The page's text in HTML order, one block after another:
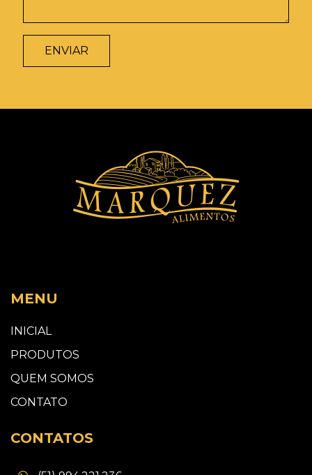
ENVIAR
MENU
INICIAL
PRODUTOS
QUEM SOMOS
CONTATO
CONTATOS